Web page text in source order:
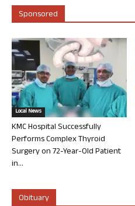
Sponsored
Local News
KMC Hospital Successfully
Performs Complex Thyroid
Surgery on 72-Year-Old Patient
in...
Obituary